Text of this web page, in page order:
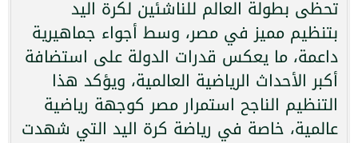
تحظى بطولة العالم للناشئين لكرة اليد
بتنظيم مميز في مصر، وسط أجواء جماهيرية
داعمة، ما يعكس قدرات الدولة على استضافة
أكبر الأحداث الرياضية العالمية، ويؤكد هذا
التنظيم الناجح استمرار مصر كوجهة رياضية
عالمية، خاصة في رياضة كرة اليد التي شهدت